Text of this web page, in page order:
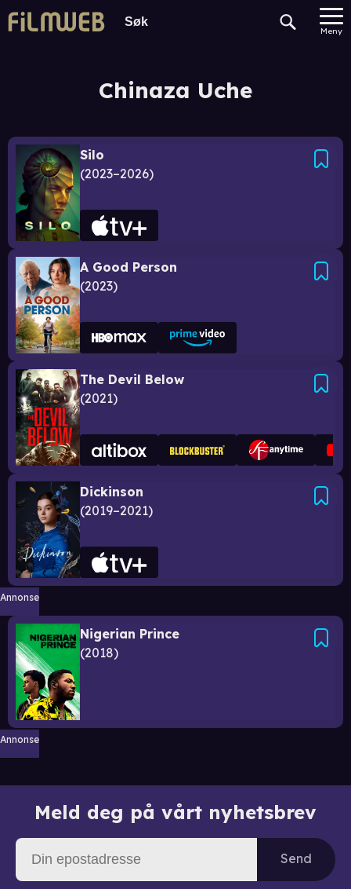
Meny
Chinaza Uche
Silo
2023–2026
A Good Person
2023
The Devil Below
2021
Dickinson
2019–2021
Annonse
Nigerian Prince
2018
Annonse
Meld deg på vårt nyhetsbrev
Send